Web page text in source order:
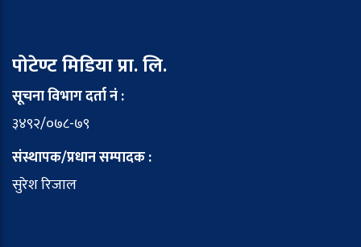
पोटेण्ट मिडिया प्रा. लि.
सूचना विभाग दर्ता नं :
३४९२/०७८-७९
संस्थापक/प्रधान सम्पादक :
सुरेश रिजाल